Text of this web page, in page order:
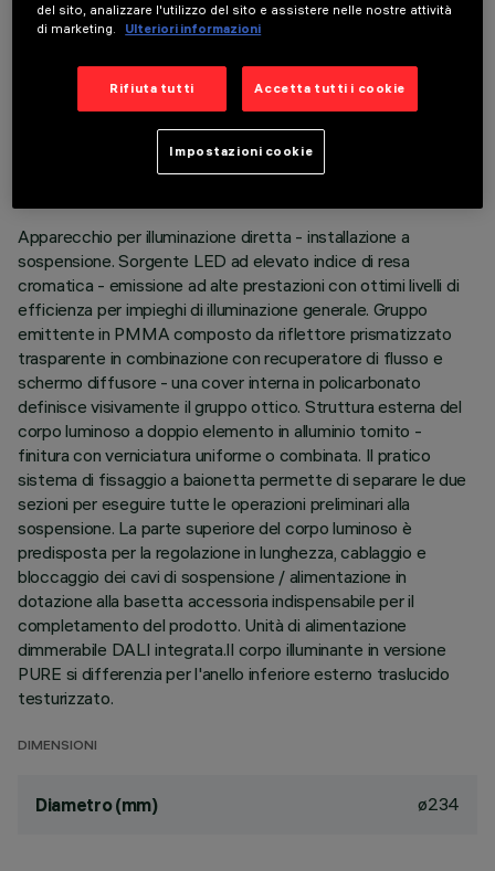
DATI TECNICI
Apparecchio per illuminazione diretta - installazione a
sospensione. Sorgente LED ad elevato indice di resa
cromatica - emissione ad alte prestazioni con ottimi livelli di
efficienza per impieghi di illuminazione generale. Gruppo
emittente in PMMA composto da riflettore prismatizzato
trasparente in combinazione con recuperatore di flusso e
schermo diffusore - una cover interna in policarbonato
definisce visivamente il gruppo ottico. Struttura esterna del
corpo luminoso a doppio elemento in alluminio tornito -
finitura con verniciatura uniforme o combinata. Il pratico
sistema di fissaggio a baionetta permette di separare le due
sezioni per eseguire tutte le operazioni preliminari alla
sospensione. La parte superiore del corpo luminoso è
predisposta per la regolazione in lunghezza, cablaggio e
bloccaggio dei cavi di sospensione / alimentazione in
dotazione alla basetta accessoria indispensabile per il
completamento del prodotto. Unità di alimentazione
dimmerabile DALI integrata.Il corpo illuminante in versione
PURE si differenzia per l'anello inferiore esterno traslucido
testurizzato.
DIMENSIONI
Diametro (mm) ø234
del sito, analizzare l'utilizzo del sito e assistere nelle nostre attività
di marketing.
Ulteriori informazioni
Rifiuta tutti Accetta tutti i cookie
Impostazioni cookie